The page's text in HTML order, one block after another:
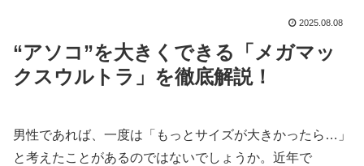
2025.08.08
“アソコ”を大きくできる「メガマッ
クスウルトラ」を徹底解説！
男性であれば、一度は「もっとサイズが大きかったら…」
と考えたことがあるのではないでしょうか。近年で